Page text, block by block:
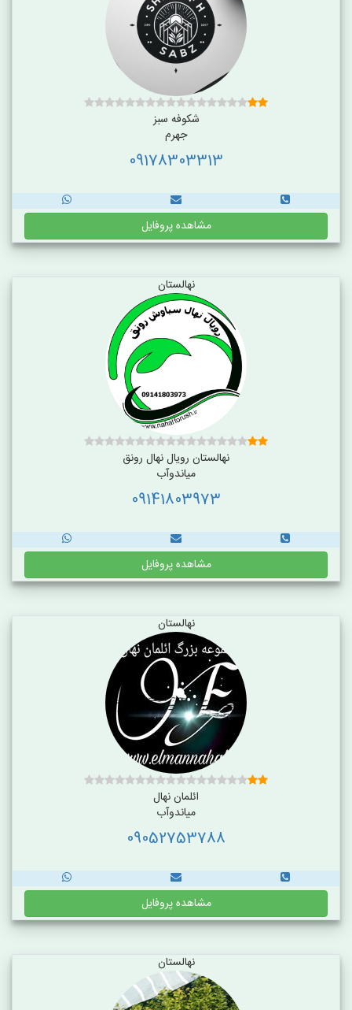
شکوفه سبز
جهرم
09178303313
مشاهده پروفایل
نهالستان
نهالستان رویال نهال رونق
میاندوآب
09141803973
مشاهده پروفایل
نهالستان
ائلمان نهال
میاندوآب
09052753788
مشاهده پروفایل
نهالستان